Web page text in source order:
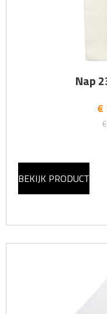
Nap
€
BEKIJK PRODUCT